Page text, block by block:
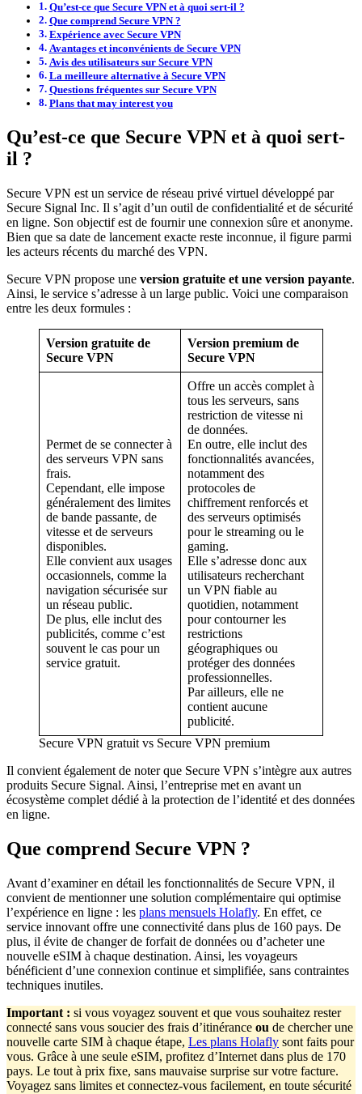
Qu’est-ce que Secure VPN et à quoi sert-il ?
Que comprend Secure VPN ?
Expérience avec Secure VPN
Avantages et inconvénients de Secure VPN
Avis des utilisateurs sur Secure VPN
La meilleure alternative à Secure VPN
Questions fréquentes sur Secure VPN
Plans that may interest you
Qu’est-ce que Secure VPN et à quoi sert-
il ?
Secure VPN est un service de réseau privé virtuel développé par
Secure Signal Inc. Il s’agit d’un outil de confidentialité et de sécurité
en ligne. Son objectif est de fournir une connexion sûre et anonyme.
Bien que sa date de lancement exacte reste inconnue, il figure parmi
les acteurs récents du marché des VPN.
Secure VPN propose une version gratuite et une version payante.
Ainsi, le service s’adresse à un large public. Voici une comparaison
entre les deux formules :
Version gratuite de
Secure VPN
Version premium de
Secure VPN
Permet de se connecter à
des serveurs VPN sans
frais.
Cependant, elle impose
généralement des limites
de bande passante, de
vitesse et de serveurs
disponibles.
Elle convient aux usages
occasionnels, comme la
navigation sécurisée sur
un réseau public.
De plus, elle inclut des
publicités, comme c’est
souvent le cas pour un
service gratuit.
Offre un accès complet à
tous les serveurs, sans
restriction de vitesse ni
de données.
En outre, elle inclut des
fonctionnalités avancées,
notamment des
protocoles de
chiffrement renforcés et
des serveurs optimisés
pour le streaming ou le
gaming.
Elle s’adresse donc aux
utilisateurs recherchant
un VPN fiable au
quotidien, notamment
pour contourner les
restrictions
géographiques ou
protéger des données
professionnelles.
Par ailleurs, elle ne
contient aucune
publicité.
Secure VPN gratuit vs Secure VPN premium
Il convient également de noter que Secure VPN s’intègre aux autres
produits Secure Signal. Ainsi, l’entreprise met en avant un
écosystème complet dédié à la protection de l’identité et des données
en ligne.
Que comprend Secure VPN ?
Avant d’examiner en détail les fonctionnalités de Secure VPN, il
convient de mentionner une solution complémentaire qui optimise
l’expérience en ligne : les plans mensuels Holafly. En effet, ce
service innovant offre une connectivité dans plus de 160 pays. De
plus, il évite de changer de forfait de données ou d’acheter une
nouvelle eSIM à chaque destination. Ainsi, les voyageurs
bénéficient d’une connexion continue et simplifiée, sans contraintes
techniques inutiles.
Important : si vous voyagez souvent et que vous souhaitez rester
connecté sans vous soucier des frais d’itinérance ou de chercher une
nouvelle carte SIM à chaque étape, Les plans Holafly sont faits pour
vous. Grâce à une seule eSIM, profitez d’Internet dans plus de 170
pays. Le tout à prix fixe, sans mauvaise surprise sur votre facture.
Voyagez sans limites et connectez-vous facilement, en toute sécurité